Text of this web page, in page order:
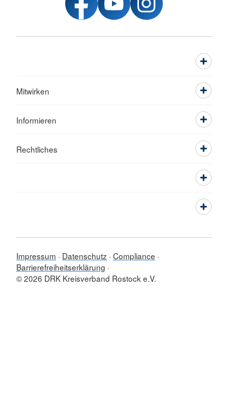
Mitwirken
Informieren
Rechtliches
Impressum Datenschutz Compliance
Barrierefreiheitserklärung
© 2026 DRK Kreisverband Rostock e.V.